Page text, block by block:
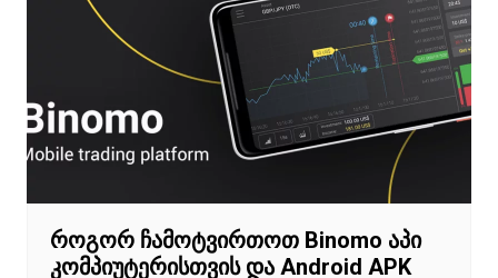
როგორ ჩამოტვირთოთ Binomo აპი
კომპიუტერისთვის და Android APK